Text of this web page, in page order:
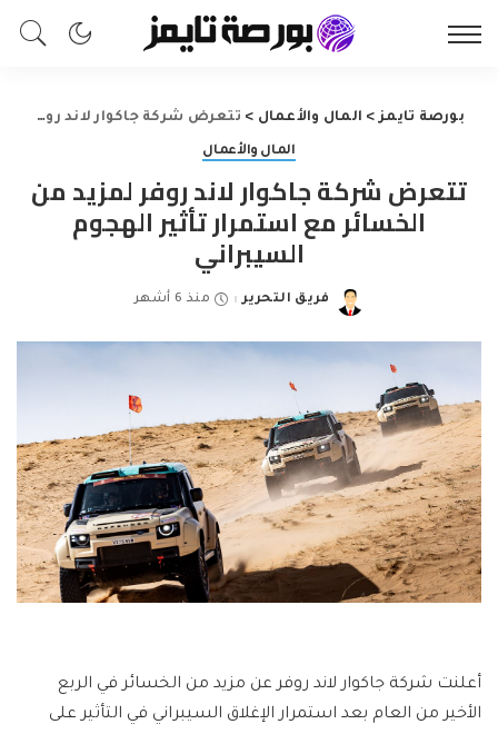
بورصة تايمز> المال والأعمال > تتعرض شركة جاكوار لاند روفر لمزيد من الخسائر مع استمرار تأثير الهجوم السيبراني
المال والأعمال
تتعرض شركة جاكوار لاند روفر لمزيد من
الخسائر مع استمرار تأثير الهجوم
السيبراني
Posted
فريق التحرير منذ 6 أشهر
أعلنت شركة جاكوار لاند روفر عن مزيد من الخسائر في الربع
الأخير من العام بعد استمرار الإغلاق السيبراني في التأثير على